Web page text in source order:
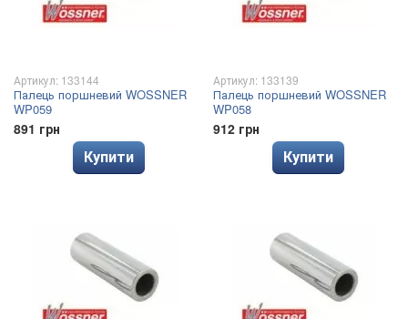
Артикул: 133144
Палець поршневий WOSSNER
WP059
891 грн
Купити
Артикул: 133139
Палець поршневий WOSSNER
WP058
912 грн
Купити